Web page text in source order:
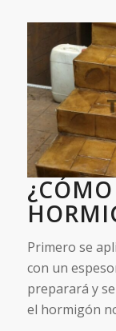
Primero se
con un
preparará y
el hormigón